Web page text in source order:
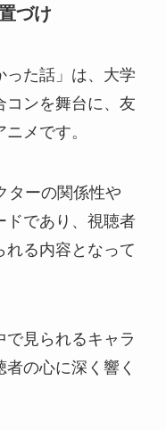
づけ
った話」は、大学
コンを舞台に、友
メです。
ターの関係性や
ドであり、視聴者
れる内容となって
見られるキャラ
の心に深く響く